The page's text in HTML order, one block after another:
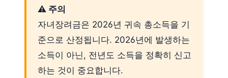
⚠️ 주의
자녀장려금은 2026년 귀속 총소득을 기
준으로 산정됩니다. 2026년에 발생하는
소득이 아닌, 전년도 소득을 정확히 신고
하는 것이 중요합니다.